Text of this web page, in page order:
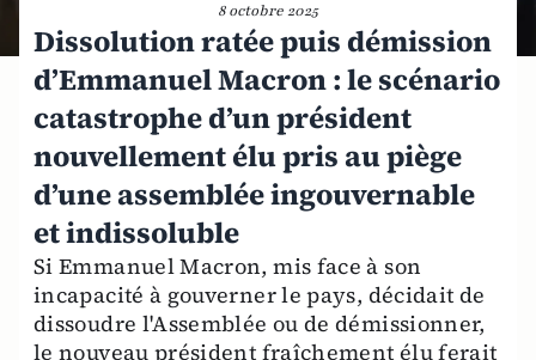
8 octobre 2025
Dissolution ratée puis démission
d’Emmanuel Macron : le scénario
catastrophe d’un président
nouvellement élu pris au piège
d’une assemblée ingouvernable
et indissoluble
Si Emmanuel Macron, mis face à son
incapacité à gouverner le pays, décidait de
dissoudre l'Assemblée ou de démissionner,
le nouveau président fraîchement élu ferait